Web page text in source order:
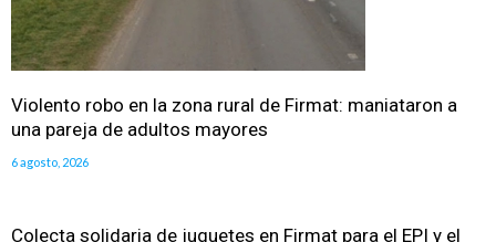
Violento robo en la zona rural de Firmat: maniataron a
una pareja de adultos mayores
6 agosto, 2026
Colecta solidaria de juguetes en Firmat para el EPI y el